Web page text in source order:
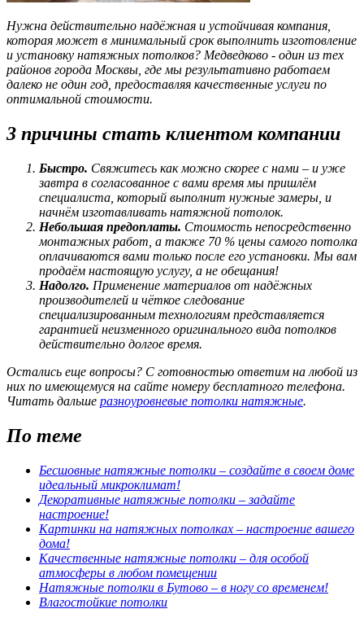
Нужна действительно надёжная и устойчивая компания,
которая может в минимальный срок выполнить изготовление
и установку натяжных потолков? Медведково - один из тех
районов города Москвы, где мы результативно работаем
далеко не один год, предоставляя качественные услуги по
оптимальной стоимости.
3 причины стать клиентом компании
Быстро. Свяжитесь как можно скорее с нами – и уже
завтра в согласованное с вами время мы пришлём
специалиста, который выполнит нужные замеры, и
начнём изготавливать натяжной потолок.
Небольшая предоплаты. Стоимость непосредственно
монтажных работ, а также 70 % цены самого потолка
оплачиваются вами только после его установки. Мы вам
продаём настоящую услугу, а не обещания!
Надолго. Применение материалов от надёжных
производителей и чёткое следование
специализированным технологиям представляется
гарантией неизменного оригинального вида потолков
действительно долгое время.
Остались еще вопросы? С готовностью ответим на любой из
них по имеющемуся на сайте номеру бесплатного телефона.
Читать дальше разноуровневые потолки натяжные.
По теме
Бесшовные натяжные потолки – создайте в своем доме
идеальный микроклимат!
Декоративные натяжные потолки – задайте
настроение!
Картинки на натяжных потолках – настроение вашего
дома!
Качественные натяжные потолки – для особой
атмосферы в любом помещении
Натяжные потолки в Бутово – в ногу со временем!
Влагостойкие потолки